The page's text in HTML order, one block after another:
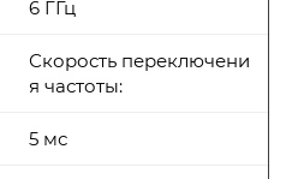
6 ГГц
Скорость переключени
я частоты:
5 мс